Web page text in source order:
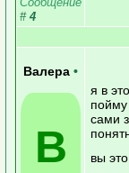
# 4
Валера •
В
я в
сами
вы